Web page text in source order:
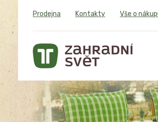
Prodejna Kontakty Vše o